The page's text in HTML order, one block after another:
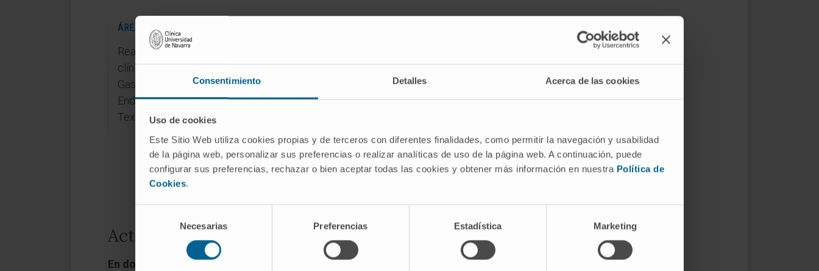
Consentimiento Detalles Acerca de las cookies
Uso de cookies
Este Sitio Web utiliza cookies propias y de terceros con diferentes finalidades, como permitir la navegación y usabilidad
de la página web, personalizar sus preferencias o realizar analíticas de uso de la página web. A continuación, puede
configurar sus preferencias, rechazar o bien aceptar todas las cookies y obtener más información en nuestra Política de
Cookies.
consentimiento
Necesarias Preferencias Estadística Marketing
ÁREAS DE INVESTIGACIÓN
Realizó una estancia de investigación
clínica en el Departamento de
Gastroenterología y Unidad de
Endoscopia Biliar en el University of
Texas Health Science Center.
Actividad
En docencia